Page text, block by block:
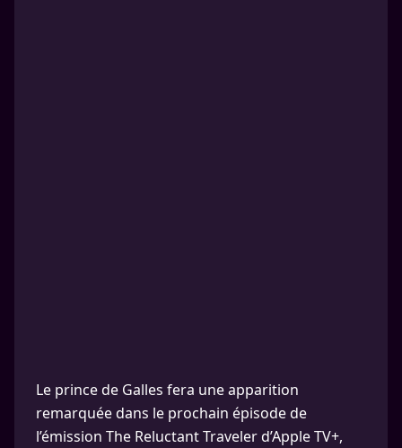
Le prince de Galles fera une apparition
remarquée dans le prochain épisode de
l’émission The Reluctant Traveler d’Apple TV+,